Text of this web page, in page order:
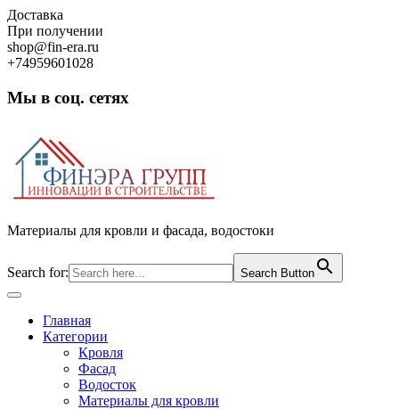
Skip
to
content
Доставка
При получении
shop@fin-era.ru
+74959601028
Мы в соц. сетях
Материалы для кровли и фасада, водостоки
Search for: Search Button
Open
ButtonГлавная
Категории
Кровля
Фасад
Водосток
Материалы для кровли